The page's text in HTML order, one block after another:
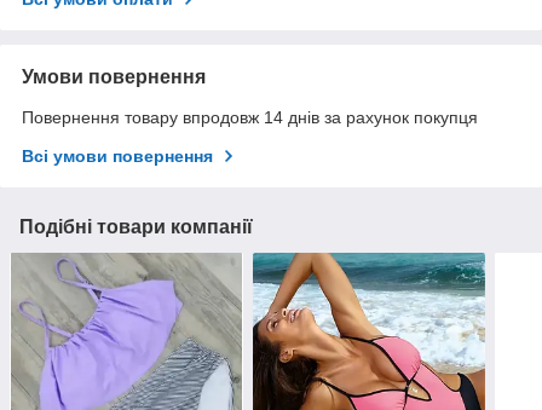
Умови повернення
Повернення товару впродовж 14 днів за рахунок покупця
Всі умови повернення
Подібні товари компанії